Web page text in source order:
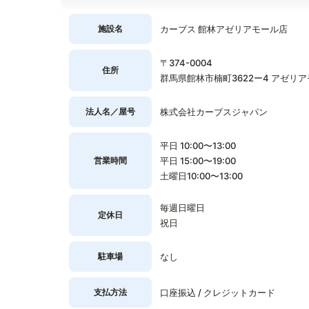
施設名 カーブス 館林アゼリアモール店
住所
〒374-0004
群馬県館林市楠町3622ー4 アゼリ
法人名／屋号 株式会社カーブスジャパン
営業時間
平日 10:00〜13:00
平日 15:00〜19:00
土曜日10:00〜13:00
定休日
毎週日曜日
祝日
駐車場 なし
支払方法 口座振込 / クレジットカード